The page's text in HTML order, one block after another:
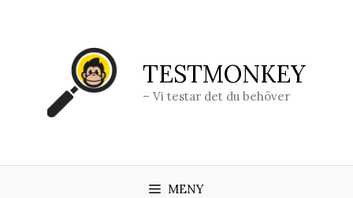
TESTMONKEY
– Vi testar det du behöver
MENY